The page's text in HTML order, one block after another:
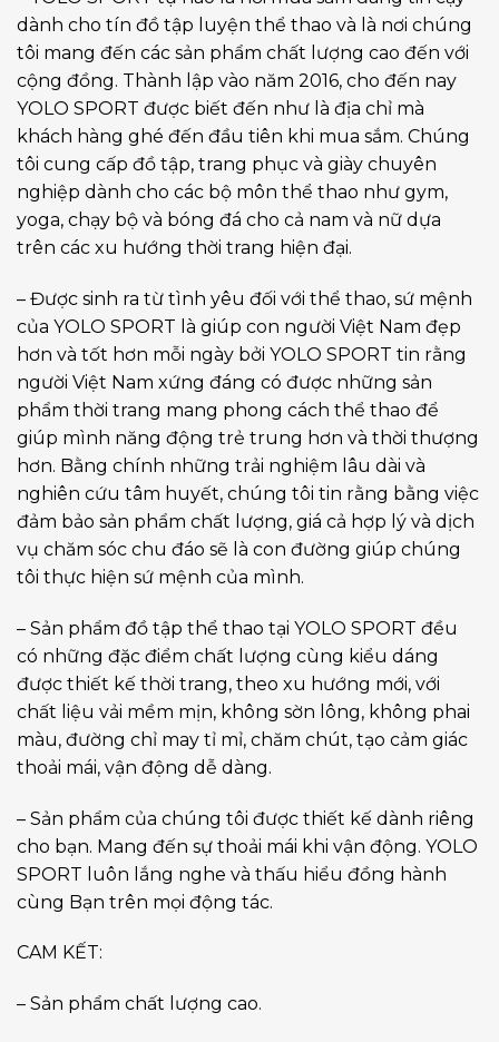
dành cho tín đồ tập luyện thể thao và là nơi chúng
tôi mang đến các sản phẩm chất lượng cao đến với
cộng đồng. Thành lập vào năm 2016, cho đến nay
YOLO SPORT được biết đến như là địa chỉ mà
khách hàng ghé đến đầu tiên khi mua sắm. Chúng
tôi cung cấp đồ tập, trang phục và giày chuyên
nghiệp dành cho các bộ môn thể thao như gym,
yoga, chạy bộ và bóng đá cho cả nam và nữ dựa
trên các xu hướng thời trang hiện đại.
– Được sinh ra từ tình yêu đối với thể thao, sứ mệnh
của YOLO SPORT là giúp con người Việt Nam đẹp
hơn và tốt hơn mỗi ngày bởi YOLO SPORT tin rằng
người Việt Nam xứng đáng có được những sản
phẩm thời trang mang phong cách thể thao để
giúp mình năng động trẻ trung hơn và thời thượng
hơn. Bằng chính những trải nghiệm lâu dài và
nghiên cứu tâm huyết, chúng tôi tin rằng bằng việc
đảm bảo sản phẩm chất lượng, giá cả hợp lý và dịch
vụ chăm sóc chu đáo sẽ là con đường giúp chúng
tôi thực hiện sứ mệnh của mình.
– Sản phẩm đồ tập thể thao tại YOLO SPORT đều
có những đặc điểm chất lượng cùng kiểu dáng
được thiết kế thời trang, theo xu hướng mới, với
chất liệu vải mềm mịn, không sờn lông, không phai
màu, đường chỉ may tỉ mỉ, chăm chút, tạo cảm giác
thoải mái, vận động dễ dàng.
– Sản phẩm của chúng tôi được thiết kế dành riêng
cho bạn. Mang đến sự thoải mái khi vận động. YOLO
SPORT luôn lắng nghe và thấu hiểu đồng hành
cùng Bạn trên mọi động tác.
CAM KẾT:
– Sản phẩm chất lượng cao.